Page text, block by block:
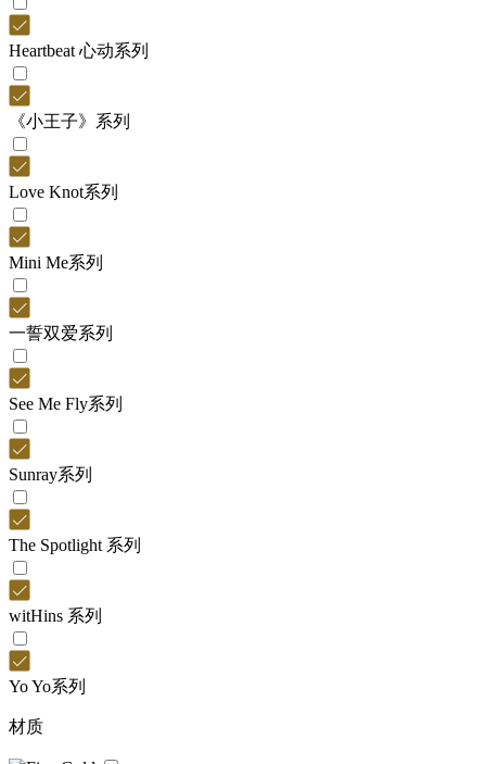
Heartbeat 心动系列
《小王子》系列
Love Knot系列
Mini Me系列
一誓双爱系列
See Me Fly系列
Sunray系列
The Spotlight 系列
witHins 系列
Yo Yo系列
材质